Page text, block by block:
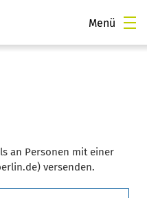
Menü
an Personen mit einer
versenden.